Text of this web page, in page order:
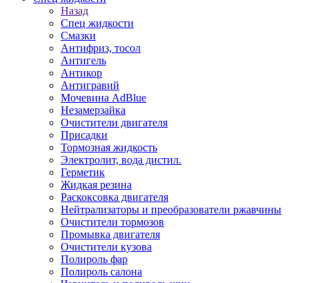
Назад
Спец жидкости
Смазки
Антифриз, тосол
Антигель
Антикор
Антигравий
Мочевина AdBlue
Незамерзайка
Очистители двигателя
Присадки
Тормозная жидкость
Электролит, вода дистил.
Герметик
Жидкая резина
Раскоксовка двигателя
Нейтрализаторы и преобразователи ржавчины
Очистители тормозов
Промывка двигателя
Очистители кузова
Полироль фар
Полироль салона